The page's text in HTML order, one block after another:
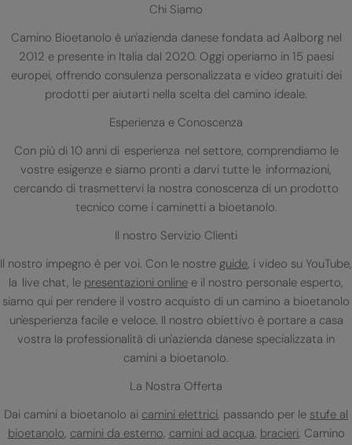
Chi Siamo
Camino Bioetanolo è un'azienda danese fondata ad Aalborg nel
2012 e presente in Italia dal 2020. Oggi operiamo in 15 paesi
europei, offrendo consulenza personalizzata e video gratuiti dei
prodotti per aiutarti nella scelta del camino ideale.
Esperienza e Conoscenza
Con più di 10 anni di esperienza nel settore, comprendiamo le
vostre esigenze e siamo pronti a darvi tutte le informazioni,
cercando di trasmettervi la nostra conoscenza di un prodotto
tecnico come i caminetti a bioetanolo.
Il nostro Servizio Clienti
Il nostro impegno è per voi. Con le nostre guide, i video su YouTube,
la live chat, le presentazioni online e il nostro personale esperto,
siamo qui per rendere il vostro acquisto di un camino a bioetanolo
un'esperienza facile e veloce. Il nostro obiettivo è portare a casa
vostra la professionalità di un'azienda danese specializzata in
camini a bioetanolo.
La Nostra Offerta
Dai camini a bioetanolo ai camini elettrici, passando per le stufe al
bioetanolo, camini da esterno, camini ad acqua, bracieri, Camino